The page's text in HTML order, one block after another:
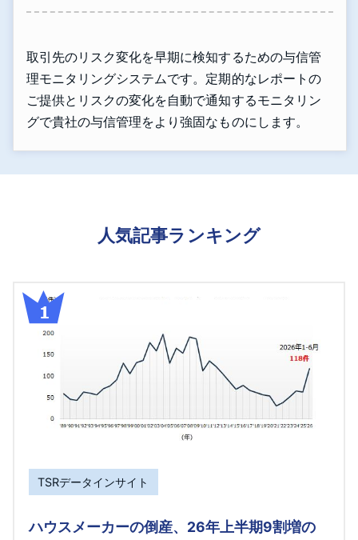
取引先のリスク変化を早期に検知するための与信管
理モニタリングシステムです。定期的なレポートの
ご提供とリスクの変化を自動で通知するモニタリン
グで貴社の与信管理をより強固なものにします。
人気記事ランキング
TSRデータインサイト
ハウスメーカーの倒産、26年上半期9割増の